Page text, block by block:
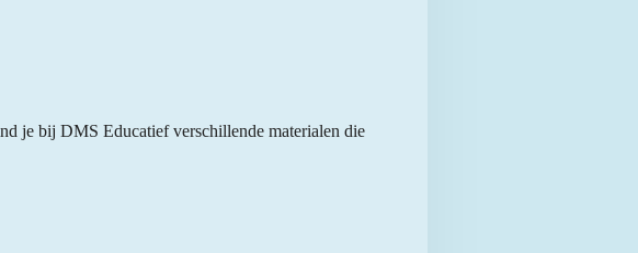
je bij DMS Educatief verschillende materialen die